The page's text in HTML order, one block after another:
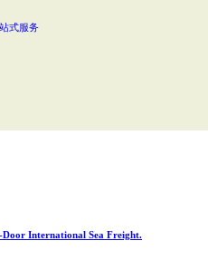
式服务
Door International Sea Freight.